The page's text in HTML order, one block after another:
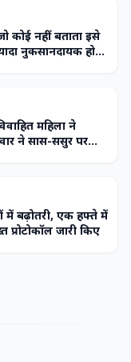
कोई नहीं बताता इसे
नुकसानदायक हो
महिला ने
ने सास-ससुर पर
में बढ़ोतरी, एक हफ्ते में
प्रोटोकॉल जारी किए